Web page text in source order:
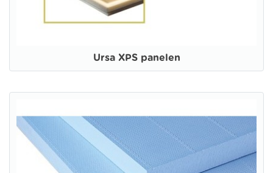
Ursa XPS panelen